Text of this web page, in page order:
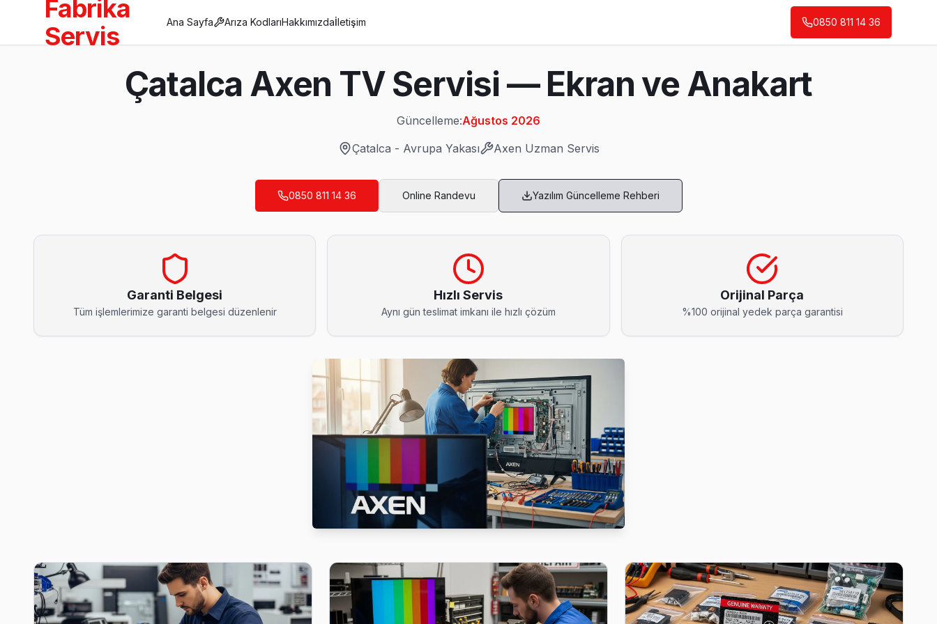
Çatalca'da Mahalle Mahalle Axen TV Servis
Akalan sakinleri için Axen TV tamir hizmetimiz: teşhis ücretsiz, yazılı fiyat, onay sonrası iş — Çatalca'da müşteri memnuniyeti odaklı servis anlayışımız bu.
Aydınlar Axen Servis
Axen TV'nizin Aydınlar adresine gelen ekibimiz osiloskop ve BGA ekipmanıyla geliyor; anakart düzeyinde arızayı yerinde teşhis ediyor.
Başak'deki Axen TV kullanıcılarına ikinci el cihaz alırken de yardımcı oluyoruz: satın alma öncesi gizli arıza denetimi ücretsiz.
Belgrat bölgesindeki Axen kullanıcıları için haftanın 7 günü servis; Çatalca ekibimiz pazar ve resmi tatilde de normal ücret tarifesiyle çalışıyor.
Binkılıç Axen Açılmıyor Arıza →
Boyalık Axen Servis
Fabrika
Servis
Ana Sayfa Arıza KodlarıHakkımızdaİletişim 0850 811 14 36
Çatalca Axen TV Servisi — Ekran ve Anakart
Güncelleme:Ağustos 2026
Çatalca - Avrupa Yakası Axen Uzman Servis
0850 811 14 36 Online Randevu Yazılım Güncelleme Rehberi
Garanti Belgesi
Tüm işlemlerimize garanti belgesi düzenlenir
Hızlı Servis
Aynı gün teslimat imkanı ile hızlı çözüm
Orijinal Parça
%100 orijinal yedek parça garantisi